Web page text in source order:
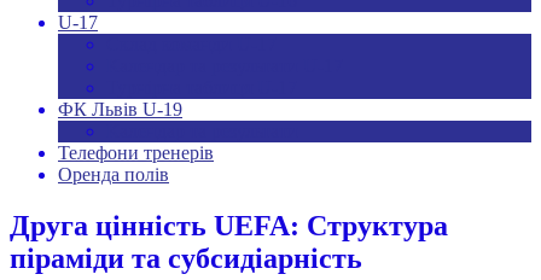
U-17
ФК Львів U-19
Телефони тренерів
Оренда полів
Друга цінність UEFA: Структура
піраміди та субсидіарність